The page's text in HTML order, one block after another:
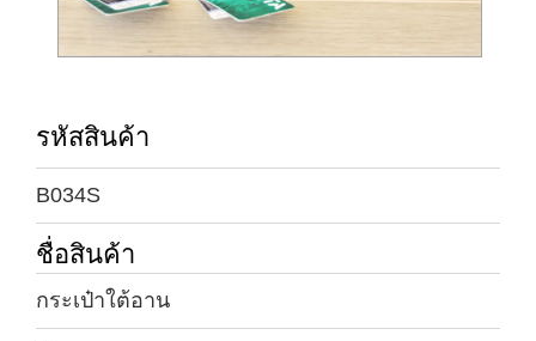
รหัสสินค้า
B034S
ชื่อสินค้า
กระเป๋าใต้อาน